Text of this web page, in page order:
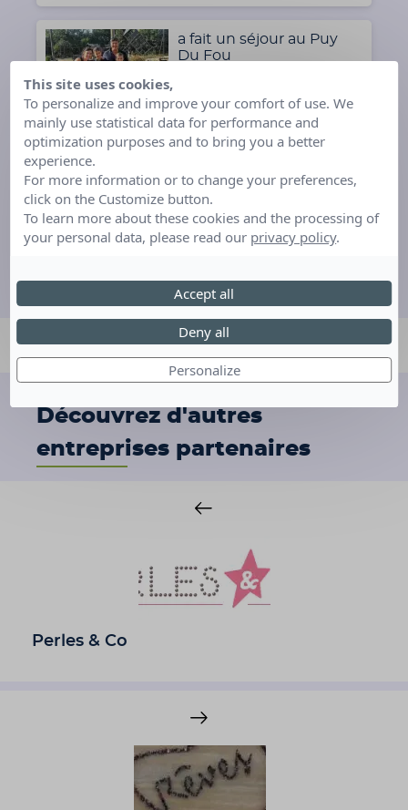
a fait un séjour au Puy
Du Fou
13 ans - Yvelines (78)
Fou
Découvrez d'autres
entreprises partenaires
Perles & Co
This site uses cookies,
To personalize and improve your comfort of use. We
mainly use statistical data for performance and
optimization purposes and to bring you a better
experience.
For more information or to change your preferences,
click on the Customize button.
To learn more about these cookies and the processing of
your personal data, please read our privacy policy.
Personalize
Deny all
Accept all